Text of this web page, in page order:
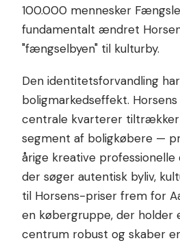
100.000 mennesker
fundamentalt ændret
"fængselbyen" til kulturby.
Den identitetsforvandling
boligmarkedseffekt.
centrale kvarterer
segment af boligkøbere —
årige kreative professionelle
der søger autentisk byliv,
til Horsens-priser frem for
en købergruppe, der holder
centrum robust og skaber